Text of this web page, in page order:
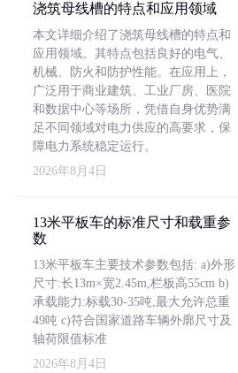
浇筑母线槽的特点和应用领域
本文详细介绍了浇筑母线槽的特点和
应用领域。其特点包括良好的电气、
机械、防火和防护性能。在应用上，
广泛用于商业建筑、工业厂房、医院
和数据中心等场所，凭借自身优势满
足不同领域对电力供应的高要求，保
障电力系统稳定运行。
2026年8月4日
13米平板车的标准尺寸和载重参
数
13米平板车主要技术参数包括: a)外形
尺寸:长13m×宽2.45m,栏板高55cm b)
承载能力:标载30-35吨,最大允许总重
49吨 c)符合国家道路车辆外廓尺寸及
轴荷限值标准
2026年8月4日